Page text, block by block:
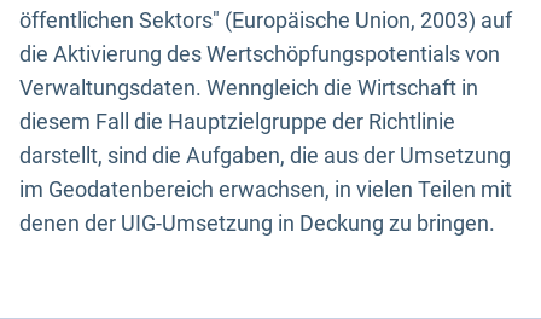
öffentlichen Sektors" (Europäische Union, 2003) auf
die Aktivierung des Wertschöpfungspotentials von
Verwaltungsdaten. Wenngleich die Wirtschaft in
diesem Fall die Hauptzielgruppe der Richtlinie
darstellt, sind die Aufgaben, die aus der Umsetzung
im Geodatenbereich erwachsen, in vielen Teilen mit
denen der UIG-Umsetzung in Deckung zu bringen.